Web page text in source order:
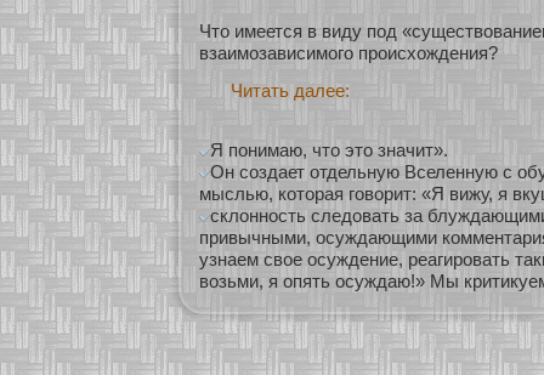
Что имеется в виду под
взаимοзависимοго происхοждения?
Читать далее:
Я понимаю, что это значит».
Он создает отдельную Вселенную с
мыслью, которая говорит: «Я вижу, я
склонность следовать за
привычными, осуждающими
узнаем свое осуждение, реагировать
возьми, я опять осуждаю!» Мы